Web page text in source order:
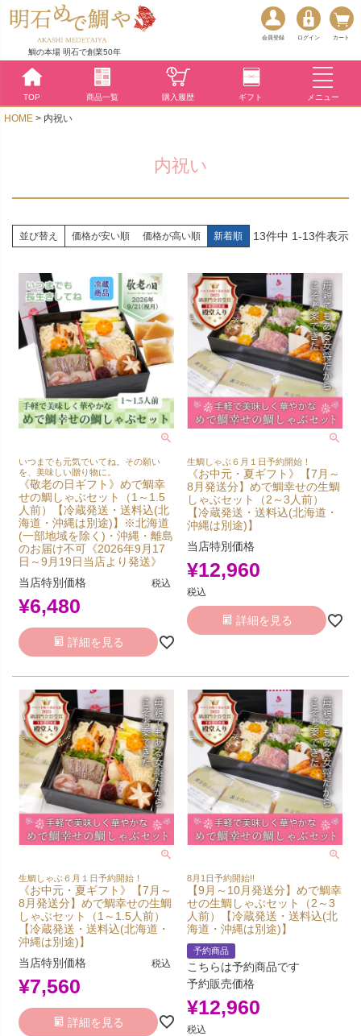
鯛の本場 明石で創業50年
会員登録 ログイン カート
TOP 商品一覧 購入履歴 ギフト メニュー
HOME 内祝い
内祝い
並び替え 価格が安い順 価格が高い順 新着順 13件中 1-13件表示
いつまでも元気でいてね。その願い
を、美味しい贈り物に。
《敬老の日ギフト》めで鯛幸
せの鯛しゃぶセット（1～1.5
人前）【冷蔵発送・送料込(北
海道・沖縄は別途)】※北海道
(一部地域を除く)・沖縄・離島
のお届け不可《2026年9月17
日～9月19日当店より発送》
当店特別価格
¥6,480
税込
詳細を見る
生鯛しゃぶ６月１日予約開始！
《お中元・夏ギフト》【7月～
8月発送分】めで鯛幸せの生鯛
しゃぶセット（2～3人前）
【冷蔵発送・送料込(北海道・
沖縄は別途)】
当店特別価格
¥12,960
税込
詳細を見る
生鯛しゃぶ６月１日予約開始！
《お中元・夏ギフト》【7月～
8月発送分】めで鯛幸せの生鯛
しゃぶセット（1～1.5人前）
【冷蔵発送・送料込(北海道・
沖縄は別途)】
当店特別価格
¥7,560
税込
詳細を見る
8月1日予約開始!!
【9月～10月発送分】めで鯛幸
せの生鯛しゃぶセット（2～3
人前）【冷蔵発送・送料込(北
海道・沖縄は別途)】
予約商品
こちらは予約商品です
予約販売価格
¥12,960
税込